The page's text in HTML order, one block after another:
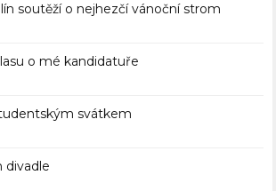
soutěží o nejhezčí vánoční strom
o mé kandidatuře
svátkem
divadle